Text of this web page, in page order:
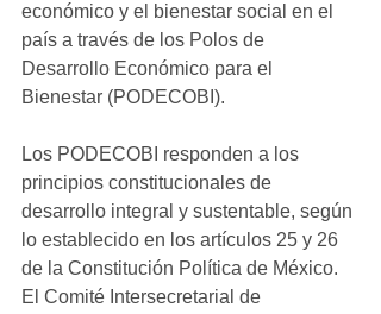
económico y el bienestar social en el
país a través de los Polos de
Desarrollo Económico para el
Bienestar (PODECOBI).
Los PODECOBI responden a los
principios constitucionales de
desarrollo integral y sustentable, según
lo establecido en los artículos 25 y 26
de la Constitución Política de México.
El Comité Intersecretarial de